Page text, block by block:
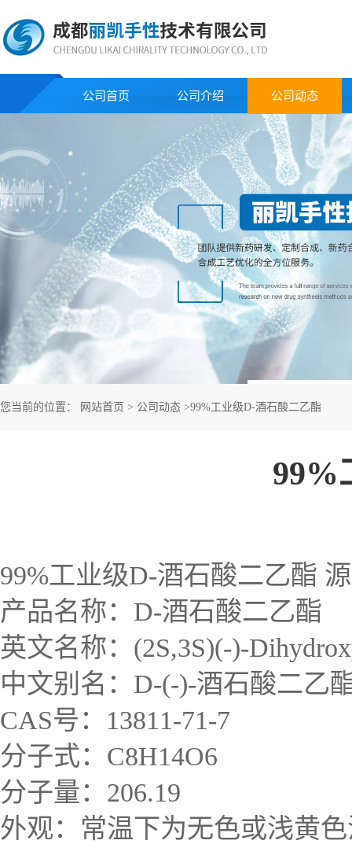
公司首页 公司介绍 公司动态
您当前的位置： 网站首页 > 公司动态 >99%工业级D-酒石酸二乙酯
99%
99%工业级D-酒石酸二乙酯
产品名称：D-酒石酸二乙酯
英文名称：(2S,3S)(-)-
中文别名：D-(-)-酒石酸二乙
CAS号：13811-71-7
分子式：C8H14O6
分子量：206.19
外观：常温下为无色或浅黄